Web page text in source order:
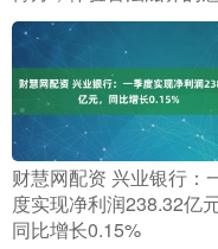
财慧网配资 兴业银行：
度实现净利润238.32亿
同比增长0.15%